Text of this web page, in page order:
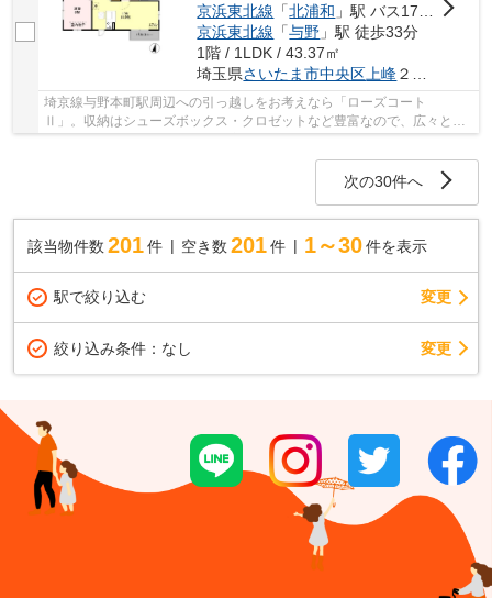
京浜東北線 「北浦和 」駅 バス17分 「陣屋」 停歩7分
京浜東北線 「与野 」駅 徒歩33分
1階 / 1LDK / 43.37㎡
埼玉県さいたま市中央区 上峰２丁目１８-１５-７
埼京線与野本町駅周辺への引っ越しをお考えなら「ローズコート
Ⅱ」。収納はシューズボックス・クロゼットなど豊富なので、広々と空
次の30件へ
該当物件数 201件 空き数 201 件 1～30 件を表示
駅で絞り込む 変更
絞り込み条件： なし 変更